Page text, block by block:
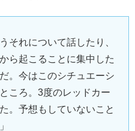
それについて話したり、
ら起こることに集中した
。今はこのシチュエーシ
ころ。3度のレッドカー
。予想もしていないこと